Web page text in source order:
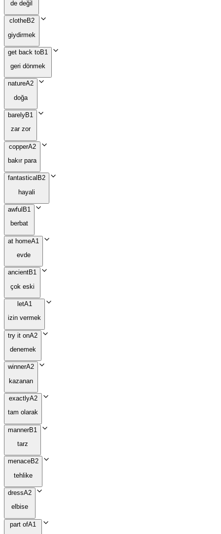
de değil
clotheB2
giydirmek
get back toB1
geri dönmek
natureA2
doğa
barelyB1
zar zor
copperA2
bakır para
fantastical B2
hayali
awful B1
berbat
at homeA1
evde
ancientB1
çok eski
letA1
izin vermek
try it onA2
denemek
winnerA2
kazanan
exactlyA2
tam olarak
mannerB1
tarz
menaceB2
tehlike
dressA2
elbise
part ofA1